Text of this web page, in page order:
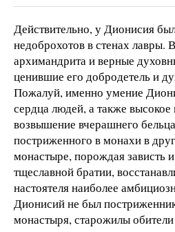
Действительно, у Дионисия
недоброхотов в стенах лавры.
архимандрита и верные
ценившие его добродетель и
Пожалуй, именно умение
сердца людей, а также
возвышение вчерашнего
постриженного в монахи в
монастыре, порождая зависть
тщеславной братии,
настоятеля наиболее
Дионисий не был
монастыря, старожилы